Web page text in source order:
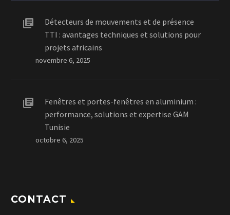
Détecteurs de mouvements et de présence
TTI : avantages techniques et solutions pour
projets africains
novembre 6, 2025
Fenêtres et portes-fenêtres en aluminium :
performance, solutions et expertise GAM
Tunisie
octobre 6, 2025
CONTACT